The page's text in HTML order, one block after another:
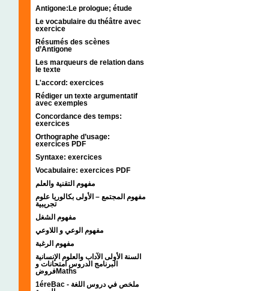
Antigone:Le prologue; étude
Le vocabulaire du théâtre avec
exercice
Résumés des scènes
d’Antigone
Les marqueurs de relation dans
le texte
L'accord: exercices
Rédiger un texte argumentatif
avec exemples
Concordance des temps:
exercices
Orthographe d’usage:
exercices PDF
Syntaxe: exercices
Vocabulaire: exercices PDF
مفهوم التقنية والعلم
مفهوم المجتمع – الأولى بكالوريا علوم
تجريبية
مفهوم الشغل
مفهوم الوعي و اللاوعي
مفهوم الرغبة
السنة الأولى الآداب والعلوم الإنسانية
البرنامج الدروس امتحانات و
فروضMaths
1éreBac - ملخص في دروس اللغة